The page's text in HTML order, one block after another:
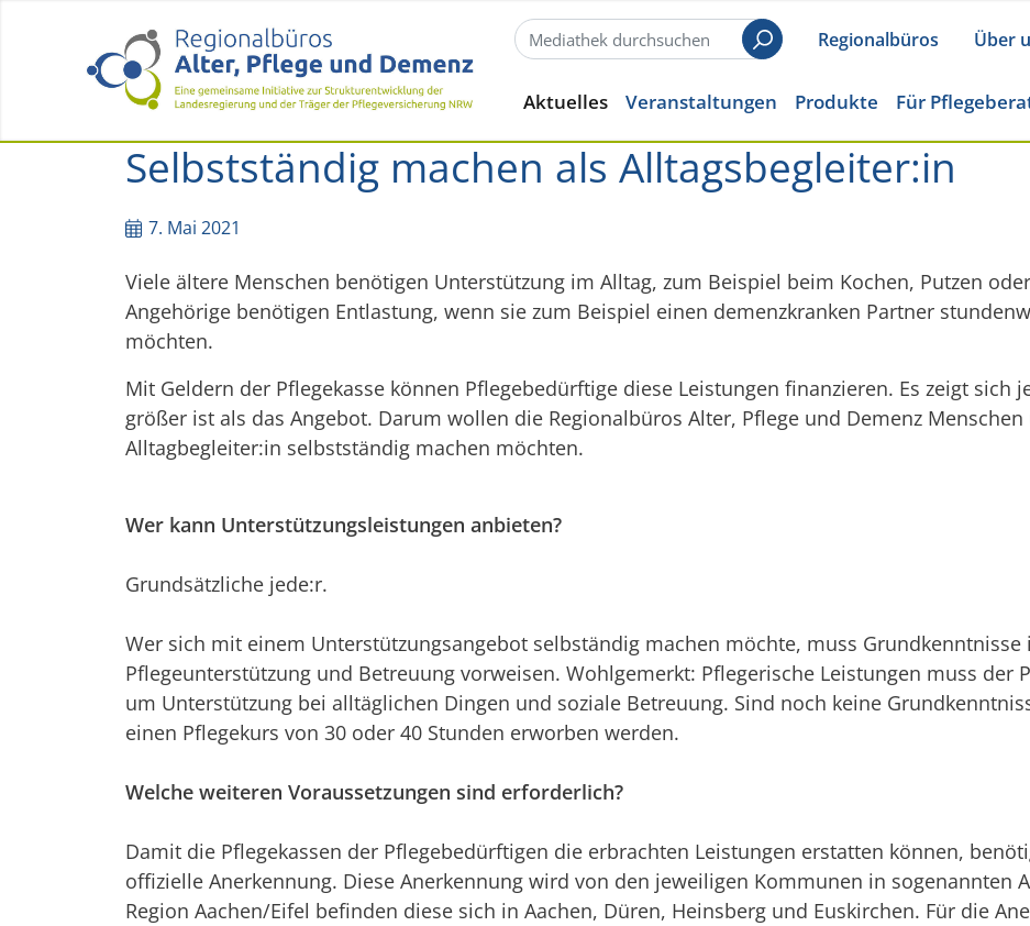
SuchenRegionalbüros Über
Aktuelles Veranstaltungen Produkte Für
Selbstständig machen als Alltagsbegleiter:in
7. Mai 2021
Viele ältere Menschen benötigen Unterstützung im Alltag, zum Beispiel beim Kochen, Putzen
Angehörige benötigen Entlastung, wenn sie zum Beispiel einen demenzkranken Partner
möchten.
Mit Geldern der Pflegekasse können Pflegebedürftige diese Leistungen finanzieren. Es zeigt sich
größer ist als das Angebot. Darum wollen die Regionalbüros Alter, Pflege und Demenz
Alltagbegleiter:in selbstständig machen möchten.
Wer kann Unterstützungsleistungen anbieten?
Grundsätzliche jede:r.
Wer sich mit einem Unterstützungsangebot selbständig machen möchte, muss Grundkenntnisse
Pflegeunterstützung und Betreuung vorweisen. Wohlgemerkt: Pflegerische Leistungen muss der
um Unterstützung bei alltäglichen Dingen und soziale Betreuung. Sind noch keine
einen Pflegekurs von 30 oder 40 Stunden erworben werden.
Welche weiteren Voraussetzungen sind erforderlich?
Damit die Pflegekassen der Pflegebedürftigen die erbrachten Leistungen erstatten können,
offizielle Anerkennung. Diese Anerkennung wird von den jeweiligen Kommunen in sogenannten
Region Aachen/Eifel befinden diese sich in Aachen, Düren, Heinsberg und Euskirchen. Für die